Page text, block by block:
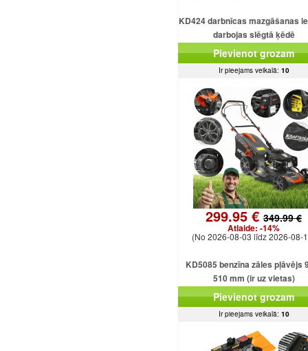
KD424 darbnīcas mazgāšanas
darbojas slēgtā ķēdē
Pievienot grozam
Ir pieejams veikalā: 10
299.95 €349.99 €
Atlaide: -14%
(No 2026-08-03 līdz 2026-08-
KD5085 benzīna zāles pļāvējs
510 mm (ir uz vietas)
Pievienot grozam
Ir pieejams veikalā: 10